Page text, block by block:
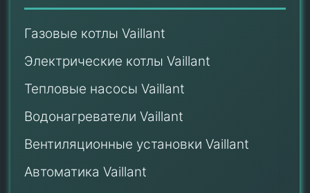
Газовые котлы Vaillant
Электрические котлы Vaillant
Тепловые насосы Vaillant
Водонагреватели Vaillant
Вентиляционные установки Vaillant
Автоматика Vaillant